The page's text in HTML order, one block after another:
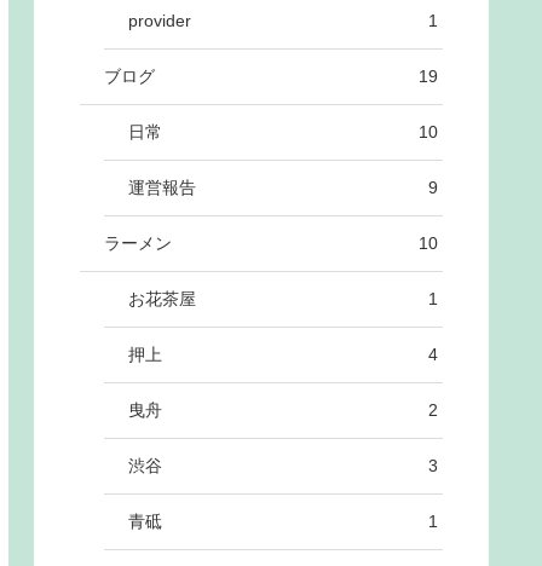
provider 1
ブログ 19
日常 10
運営報告 9
ラーメン 10
お花茶屋 1
押上 4
曳舟 2
渋谷 3
青砥 1